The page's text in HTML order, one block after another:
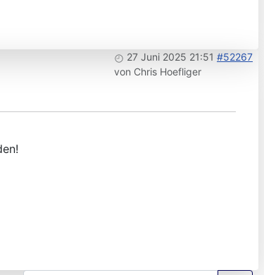
27 Juni 2025 21:51 #52267
von Chris Hoefliger